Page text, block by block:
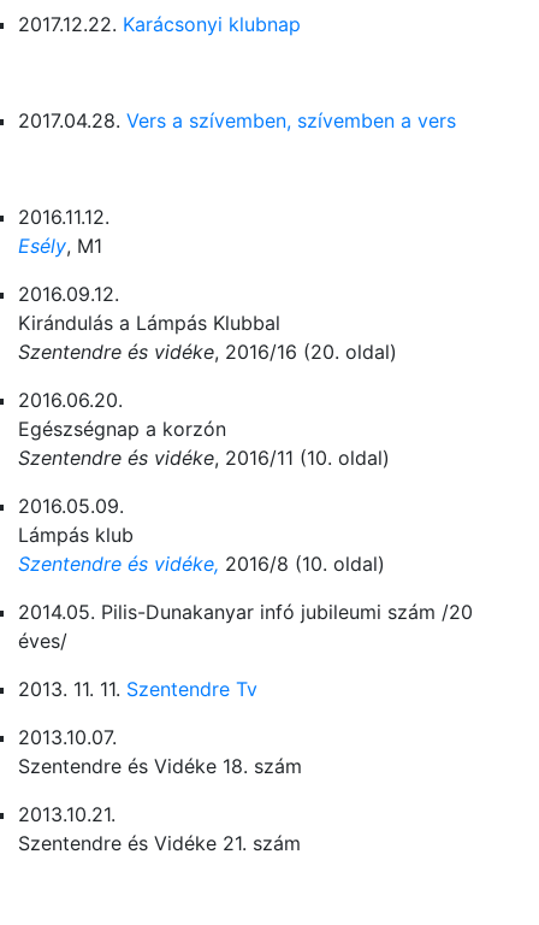
2017.12.22. Karácsonyi klubnap
2017.04.28. Vers a szívemben, szívemben a vers
2016.11.12.
Esély, M1
2016.09.12.
Kirándulás a Lámpás Klubbal
Szentendre és vidéke, 2016/16 (20. oldal)
2016.06.20.
Egészségnap a korzón
Szentendre és vidéke, 2016/11 (10. oldal)
2016.05.09.
Lámpás klub
Szentendre és vidéke, 2016/8 (10. oldal)
2014.05. Pilis-Dunakanyar infó jubileumi szám /20
éves/
2013. 11. 11. Szentendre Tv
2013.10.07.
Szentendre és Vidéke 18. szám
2013.10.21.
Szentendre és Vidéke 21. szám